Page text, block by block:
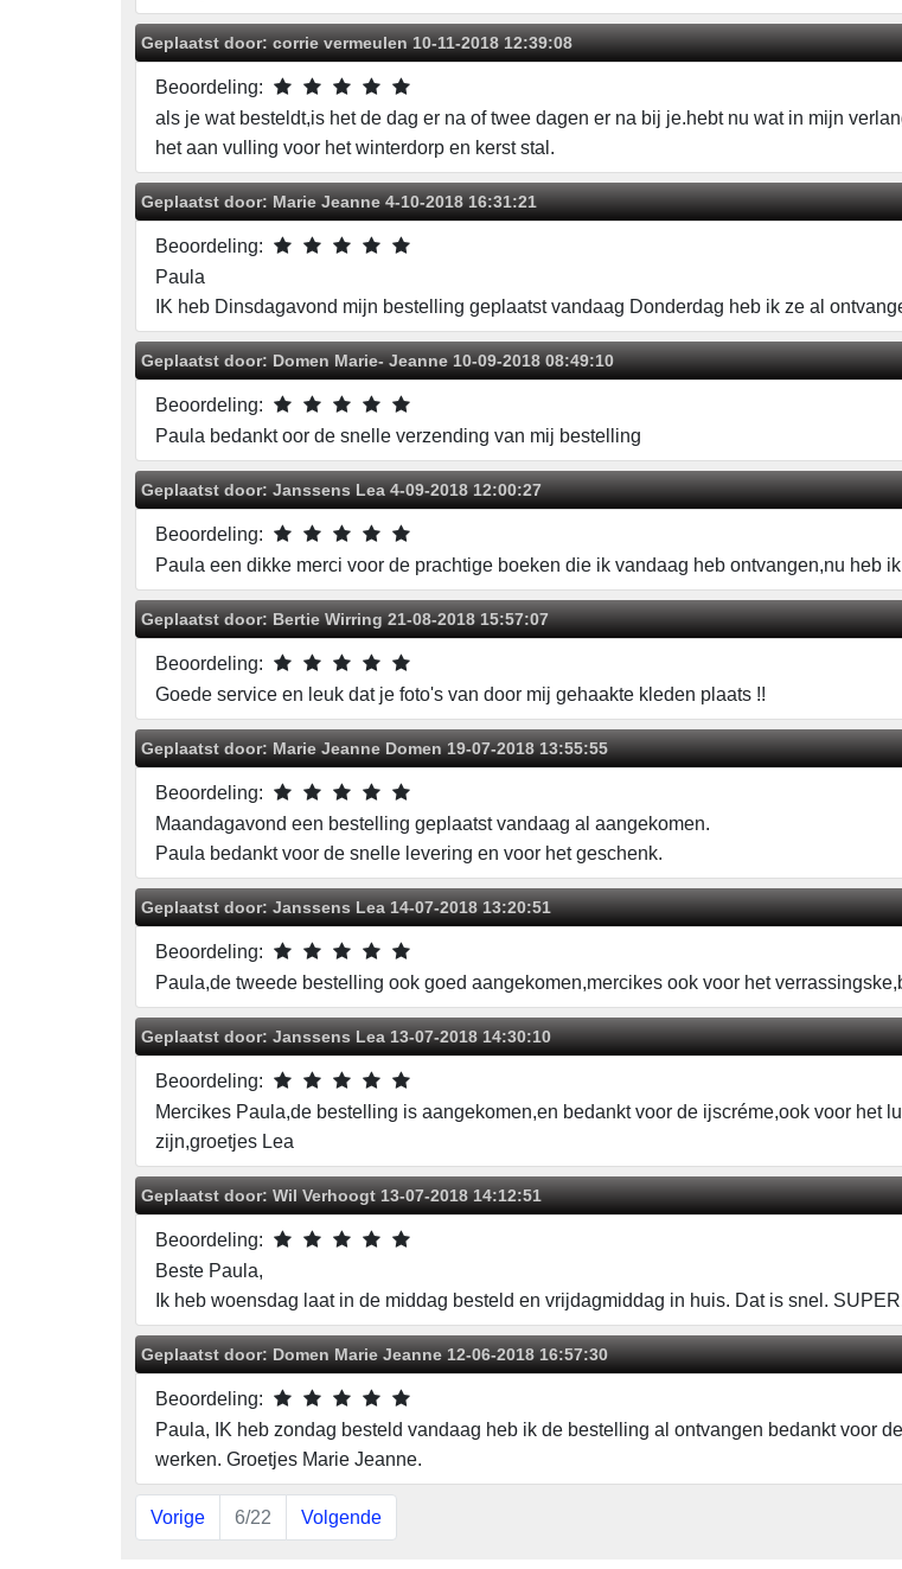
Geplaatst door:corrie vermeulen 10-11-2018 12:39:08
Beoordeling:
als je wat besteldt,is het de dag er na of twee dagen er na bij je.hebt nu wat in mijn
het aan vulling voor het winterdorp en kerst stal.
Geplaatst door:Marie Jeanne 4-10-2018 16:31:21
Beoordeling:
Paula
IK heb Dinsdagavond mijn bestelling geplaatst vandaag Donderdag heb ik ze al
Geplaatst door:Domen Marie- Jeanne 10-09-2018 08:49:10
Beoordeling:
Paula bedankt oor de snelle verzending van mij bestelling
Geplaatst door:Janssens Lea 4-09-2018 12:00:27
Beoordeling:
Paula een dikke merci voor de prachtige boeken die ik vandaag heb ontvangen,nu heb
Geplaatst door:Bertie Wirring 21-08-2018 15:57:07
Beoordeling:
Goede service en leuk dat je foto's van door mij gehaakte kleden plaats !!
Geplaatst door:Marie Jeanne Domen 19-07-2018 13:55:55
Beoordeling:
Maandagavond een bestelling geplaatst vandaag al aangekomen.
Paula bedankt voor de snelle levering en voor het geschenk.
Geplaatst door:Janssens Lea 14-07-2018 13:20:51
Beoordeling:
Paula,de tweede bestelling ook goed aangekomen,mercikes ook voor het
Geplaatst door:Janssens Lea 13-07-2018 14:30:10
Beoordeling:
Mercikes Paula,de bestelling is aangekomen,en bedankt voor de ijscréme,ook voor het
zijn,groetjes Lea
Geplaatst door:Wil Verhoogt 13-07-2018 14:12:51
Beoordeling:
Beste Paula,
Ik heb woensdag laat in de middag besteld en vrijdagmiddag in huis. Dat is snel.
Geplaatst door:Domen Marie Jeanne 12-06-2018 16:57:30
Beoordeling:
Paula, IK heb zondag besteld vandaag heb ik de bestelling al ontvangen bedankt voor
werken. Groetjes Marie Jeanne.
Vorige 6/22 Volgende